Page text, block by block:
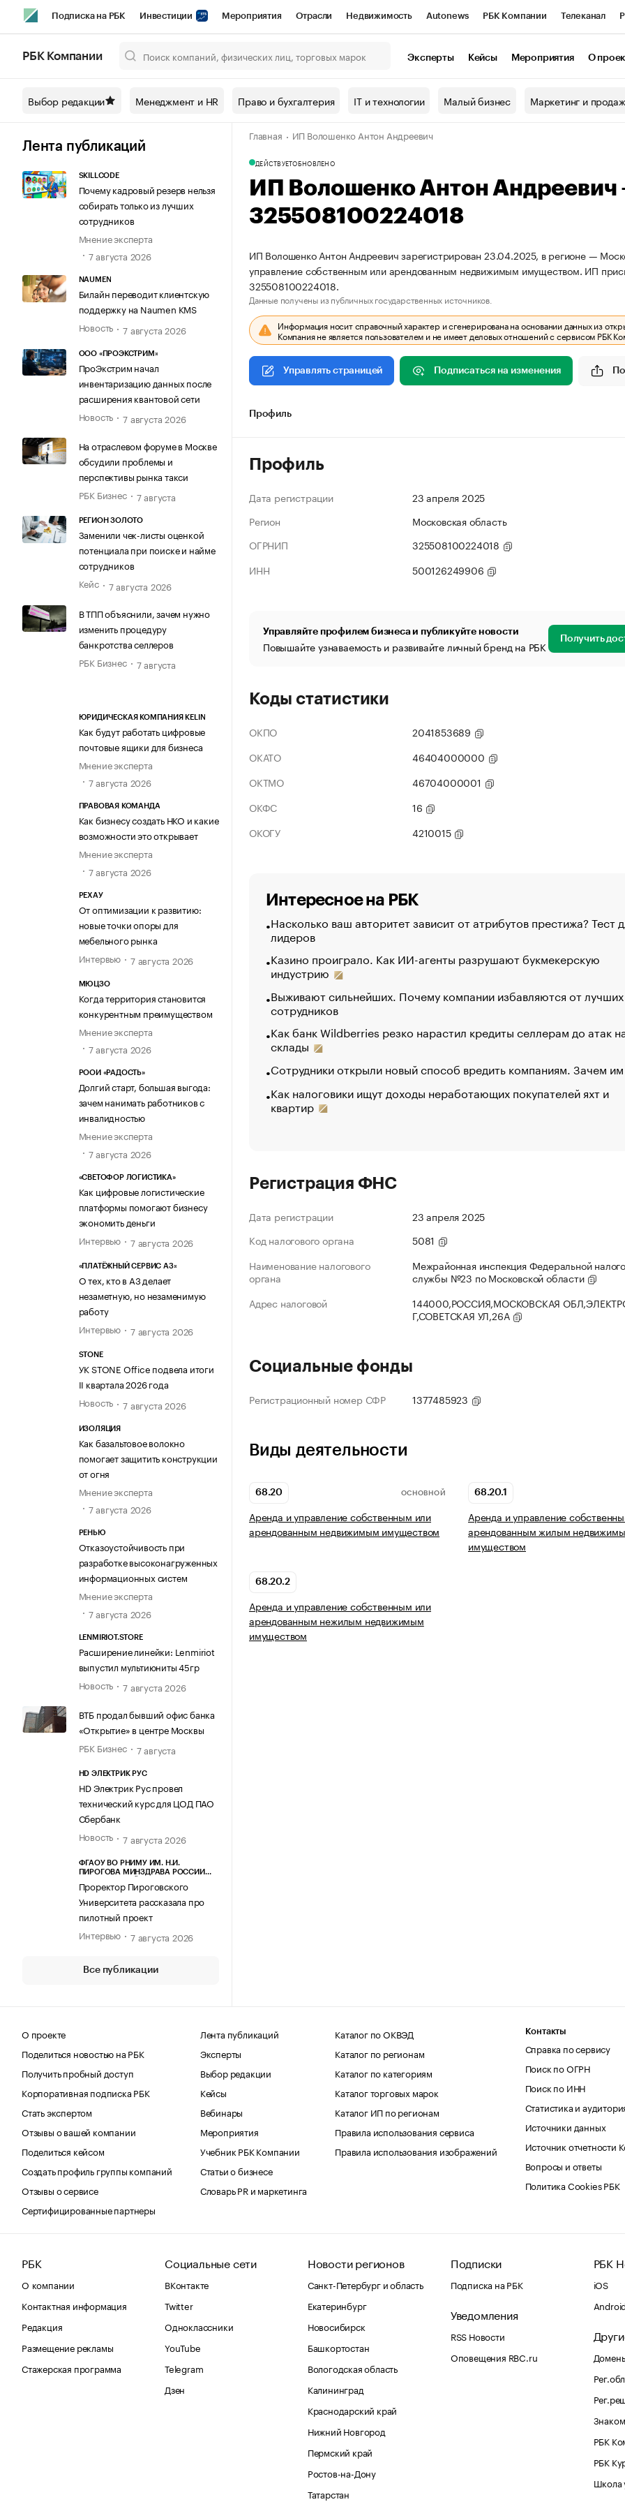
Подписка на РБК Инвестиции Мероприятия Отрасли Недвижимость Autonews РБК Компании Телеканал
Спецпроекты СПб Конференции СПб Спецпроекты Проверка контрагентов
Технологии и медиа Рынок наличной валюты
РБК Компании Эксперты Кейсы Мероприятия О
Выбор редакции Менеджмент и HR Право и бухгалтерия IT и технологии Малый бизнес Маркетинг и
Лента публикаций
SKILLCODE
Почему кадровый резерв нельзя
собирать только из лучших
сотрудников
Мнение эксперта
7 августа 2026
NAUMEN
Билайн переводит клиентскую
поддержку на Naumen KMS
Новость
7 августа 2026
ООО «ПРОЭКСТРИМ»
ПроЭкстрим начал
инвентаризацию данных после
расширения квантовой сети
Новость
7 августа 2026
На отраслевом форуме в Москве
обсудили проблемы и
перспективы рынка такси
РБК Бизнес
7 августа
РЕГИОН ЗОЛОТО
Заменили чек-листы оценкой
потенциала при поиске и найме
сотрудников
Кейс
7 августа 2026
В ТПП объяснили, зачем нужно
изменить процедуру
банкротства селлеров
РБК Бизнес
7 августа
ЮРИДИЧЕСКАЯ КОМПАНИЯ KELIN
Как будут работать цифровые
почтовые ящики для бизнеса
Мнение эксперта
7 августа 2026
ПРАВОВАЯ КОМАНДА
Как бизнесу создать НКО и какие
возможности это открывает
Мнение эксперта
7 августа 2026
РЕХАУ
От оптимизации к развитию:
новые точки опоры для
мебельного рынка
Интервью
7 августа 2026
МЮЦЗО
Когда территория становится
конкурентным преимуществом
Мнение эксперта
7 августа 2026
РООИ «РАДОСТЬ»
Долгий старт, большая выгода:
зачем нанимать работников с
инвалидностью
Мнение эксперта
7 августа 2026
«СВЕТОФОР ЛОГИСТИКА»
Как цифровые логистические
платформы помогают бизнесу
экономить деньги
Интервью
7 августа 2026
«ПЛАТЁЖНЫЙ СЕРВИС А3»
О тех, кто в А3 делает
незаметную, но незаменимую
работу
Интервью
7 августа 2026
STONE
УК STONE Office подвела итоги
II квартала 2026 года
Новость
7 августа 2026
ИЗОЛЯЦИЯ
Как базальтовое волокно
помогает защитить конструкции
от огня
Мнение эксперта
7 августа 2026
РЕНЬЮ
Отказоустойчивость при
разработке высоконагруженных
информационных систем
Мнение эксперта
7 августа 2026
LENMIRIOT.STORE
Расширение линейки: Lenmiriot
выпустил мультиюниты 45гр
Новость
7 августа 2026
ВТБ продал бывший офис банка
«Открытие» в центре Москвы
РБК Бизнес
7 августа
HD ЭЛЕКТРИК РУС
HD Электрик Рус провел
технический курс для ЦОД ПАО
Сбербанк
Новость
7 августа 2026
ФГАОУ ВО РНИМУ ИМ. Н.И.
ПИРОГОВА МИНЗДРАВА РОССИИ
Проректор Пироговского
Университета рассказала про
пилотный проект
Интервью
7 августа 2026
Все публикации
Главная ИП Волошенко Антон Андреевич
ДЕЙСТВУЕТОБНОВЛЕНО
ИП Волошенко Антон
325508100224018
ИП Волошенко Антон Андреевич зарегистрирован 23.04.2025, в регионе —
управление собственным или арендованным недвижимым имуществом. ИП
325508100224018.
Данные получены из публичных государственных источников.
Информация носит справочный характер и сгенерирована на основании данных из
Компания не является пользователем и не имеет деловых отношений с сервисом РБК
Управлять страницей Подписаться на изменения
Профиль
Профиль
Дата регистрации
23 апреля 2025
Регион
Московская область
ОГРНИП
325508100224018
ИНН
500126249906
Управляйте профилем бизнеса и публикуйте новости
Повышайте узнаваемость и развивайте личный бренд на РБК Получить
Коды статистики
ОКПО
2041853689
ОКАТО
46404000000
ОКТМО
46704000001
ОКФС
16
ОКОГУ
4210015
Интересное на РБК
Насколько ваш авторитет зависит от атрибутов престижа? Тест
лидеров
Казино проиграло. Как ИИ-агенты разрушают букмекерскую
индустрию
Выживают сильнейших. Почему компании избавляются от лучших
сотрудников
Как банк Wildberries резко нарастил кредиты селлерам до атак
склады
Сотрудники открыли новый способ вредить компаниям. Зачем
Как налоговики ищут доходы неработающих покупателей яхт и
квартир
Регистрация ФНС
Дата регистрации
23 апреля 2025
Код налогового органа
5081
Наименование налогового
органа
Межрайонная инспекция Федеральной
службы №23 по Московской области
Адрес налоговой
144000,РОССИЯ,МОСКОВСКАЯ
Г,СОВЕТСКАЯ УЛ,26А
Социальные фонды
Регистрационный номер СФР 1377485923
Виды деятельности
68.20 ОСНОВНОЙ
Аренда и управление собственным или
арендованным недвижимым имуществом
68.20.1
Аренда и управление
арендованным жилым
имуществом
68.20.2
Аренда и управление собственным или
арендованным нежилым недвижимым
имуществом
О проекте
Поделиться новостью на РБК
Получить пробный доступ
Корпоративная подписка РБК
Стать экспертом
Отзывы о вашей компании
Поделиться кейсом
Создать профиль группы компаний
Отзывы о сервисе
Сертифицированные партнеры
Лента публикаций
Эксперты
Выбор редакции
Кейсы
Вебинары
Мероприятия
Учебник РБК Компании
Статьи о бизнесе
Словарь PR и маркетинга
Каталог по ОКВЭД
Каталог по регионам
Каталог по категориям
Каталог торговых марок
Каталог ИП по регионам
Правила использования сервиса
Правила использования изображений
Контакты
Справка по сервису
Поиск по ОГРН
Поиск по ИНН
Статистика и
Источники данных
Источник отчетности
Вопросы и ответы
Политика Cookies РБК
РБК
О компании
Контактная информация
Редакция
Размещение рекламы
Стажерская программа
Социальные сети
ВКонтакте
Twitter
Одноклассники
YouTube
Telegram
Дзен
Новости регионов
Санкт-Петербург и область
Екатеринбург
Новосибирск
Башкортостан
Вологодская область
Калининград
Краснодарский край
Нижний Новгород
Пермский край
Ростов-на-Дону
Татарстан
Подписки
Подписка на РБК
Уведомления
RSS Новости
Оповещения RBC.ru
РБК
iOS
РБК
РБК
Школа